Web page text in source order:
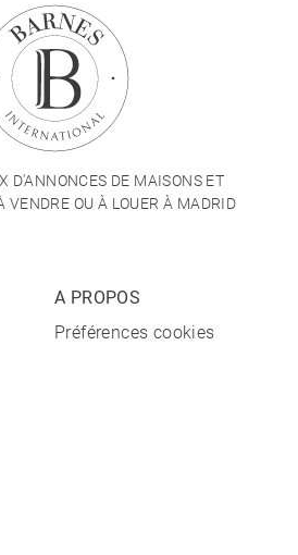
D'ANNONCES DE MAISONS ET
VENDRE OU À LOUER À MADRID
A PROPOS
Préférences cookies